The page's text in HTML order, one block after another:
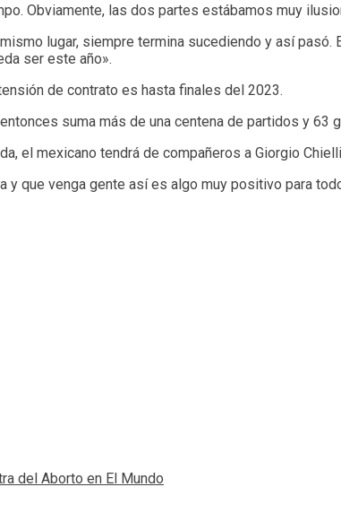
Obviamente, las dos partes estábamos muy
lugar, siempre termina sucediendo y así
ser este año».
de contrato es hasta finales del 2023.
suma más de una centena de partidos y 63
el mexicano tendrá de compañeros a Giorgio
y que venga gente así es algo muy positivo para
del Aborto en El Mundo